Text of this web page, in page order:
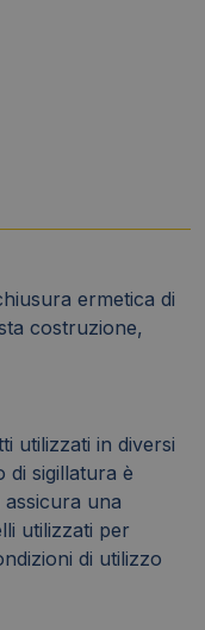
ermetica di
costruzione,
utilizzati in diversi
di sigillatura è
una
utilizzati per
di utilizzo